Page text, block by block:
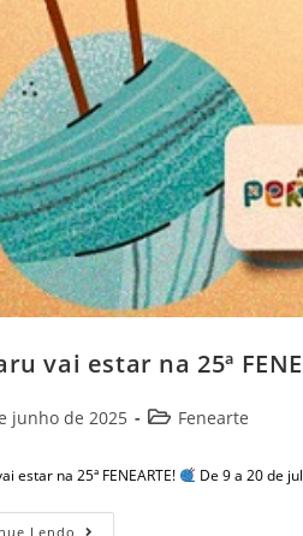
vai estar na 25ª
junho de 2025 Fenearte
estar na 25ª FENEARTE! De 9 a 20 de
Lendo